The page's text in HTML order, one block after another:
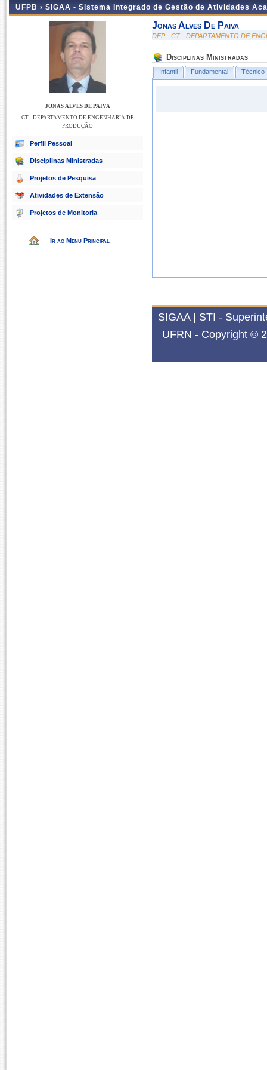
UFPB › SIGAA - Sistema Integrado de Gestão de Atividades
JONAS ALVES DE PAIVA
CT - DEPARTAMENTO DE ENGENHARIA DE
PRODUÇÃO
Perfil Pessoal
Disciplinas Ministradas
Projetos de Pesquisa
Atividades de Extensão
Projetos de Monitoria
Ir ao Menu Principal
Jonas Alves De Paiva
DEP - CT - DEPARTAMENTO DE
Disciplinas Ministradas
Infantil Fundamental Técnico
SIGAA | STI -
UFRN - Copyright ©